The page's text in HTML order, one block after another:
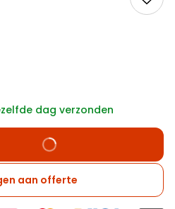
dag verzonden
aan offerte